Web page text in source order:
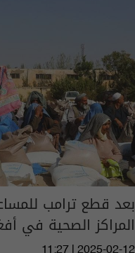
بعد قطع ترامب
المراكز الصحية في
11:27 | 2025-02-12